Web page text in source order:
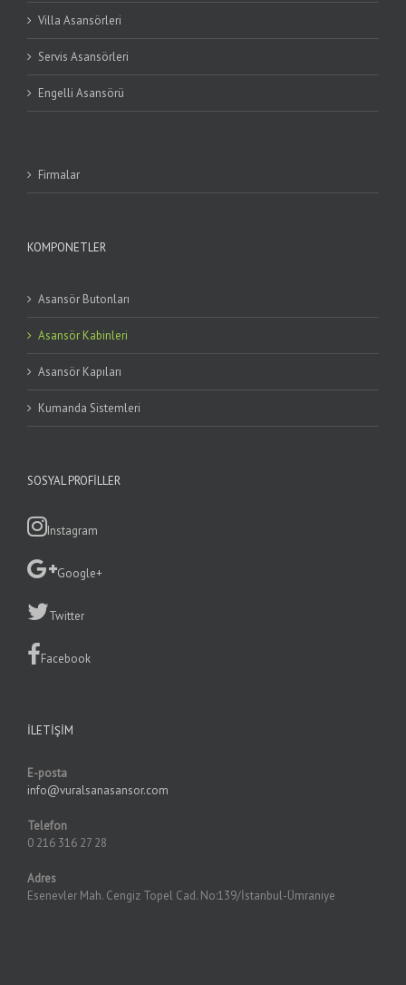
Villa Asansörleri
Servis Asansörleri
Engelli Asansörü
Firmalar
KOMPONETLER
Asansör Butonları
Asansör Kabinleri
Asansör Kapıları
Kumanda Sistemleri
SOSYAL PROFILLER
Instagram
Google+
Twitter
Facebook
İLETIŞIM
E-posta
info@vuralsanasansor.com
Telefon
0 216 316 27 28
Adres
Esenevler Mah. Cengiz Topel Cad. No:139/İstanbul-Ümraniye